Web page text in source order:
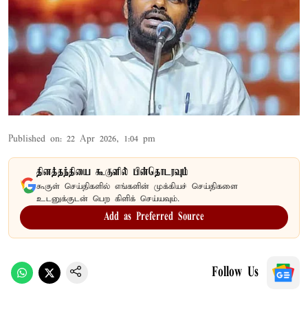
Published on: 22 Apr 2026, 1:04 pm
தினத்தந்தியை கூகுளில் பின்தொடரவும்
கூகுள் செய்திகளில் எங்களின் முக்கியச் செய்திகளை
உடனுக்குடன் பெற கிளிக் செய்யவும்.
Add as Preferred Source
Follow Us